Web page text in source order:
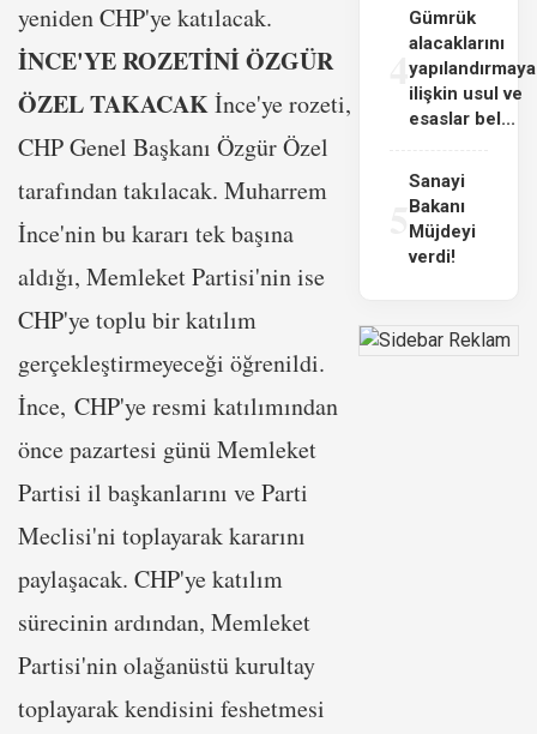
yeniden CHP'ye katılacak.
İNCE'YE ROZETİNİ ÖZGÜR
ÖZEL TAKACAKİnce'ye rozeti,
CHP Genel Başkanı Özgür Özel
tarafından takılacak. Muharrem
İnce'nin bu kararı tek başına
aldığı, Memleket Partisi'nin ise
CHP'ye toplu bir katılım
gerçekleştirmeyeceği öğrenildi.
İnce, CHP'ye resmi katılımından
önce pazartesi günü Memleket
Partisi il başkanlarını ve Parti
Meclisi'ni toplayarak kararını
paylaşacak. CHP'ye katılım
sürecinin ardından, Memleket
Partisi'nin olağanüstü kurultay
toplayarak kendisini feshetmesi
4
Gümrük
alacaklarını
yapılandırmaya
ilişkin usul ve
esaslar bel...
Sanayi
Bakanı
Müjdeyi
verdi!